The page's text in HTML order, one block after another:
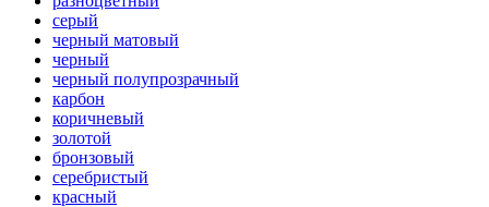
серый
черный матовый
черный
черный полупрозрачный
карбон
коричневый
золотой
бронзовый
серебристый
красный